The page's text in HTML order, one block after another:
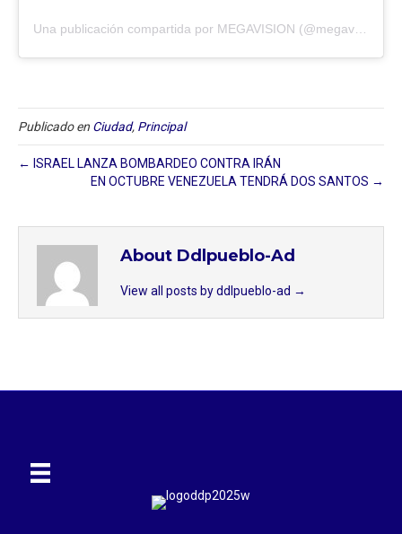
Publicado en Ciudad, Principal
← ISRAEL LANZA BOMBARDEO CONTRA IRÁN
EN OCTUBRE VENEZUELA TENDRÁ DOS SANTOS →
About Ddlpueblo-Ad
View all posts by ddlpueblo-ad →